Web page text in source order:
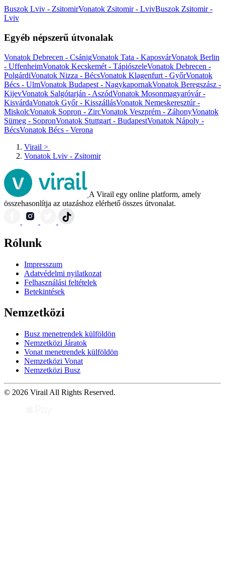
Buszok Lviv - ZsitomirVonatok Zsitomir - LvivBuszok Zsitomir -
Lviv
Egyéb népszerű útvonalak
Vonatok Debrecen - CsánigVonatok Tata - KaposvárVonatok Berlin
- UffenheimVonatok Kecskemét - TápiószeleVonatok Debrecen -
PolgárdiVonatok Nizza - BécsVonatok Klagenfurt - GyőrVonatok
Bécs - UlmVonatok Budapest - NagykapornakVonatok Beregszász -
KijevVonatok Salgótarján - AszódVonatok Mosonmagyaróvár -
KisvárdaVonatok Győr - KisszállásVonatok Nemeskeresztúr -
MiskolcVonatok Sopron - ZircVonatok Veszprém - ZáhonyVonatok
Sümeg - SopronVonatok Stuttgart - BudapestVonatok Nápoly -
BécsVonatok Bécs - Verona
Virail >
Vonatok Lviv - Zsitomir
A Virail egy online platform, amely
összehasonlítja az utazáshoz elérhető összes útvonalat.
Rólunk
Impresszum
Adatvédelmi nyilatkozat
Felhasználási feltételek
Betekintések
Nemzetközi
Busz menetrendek külföldön
Nemzetközi Járatok
Vonat menetrendek külföldön
Nemzetközi Vonat
Nemzetközi Busz
© 2026 Virail All Rights Reserved.